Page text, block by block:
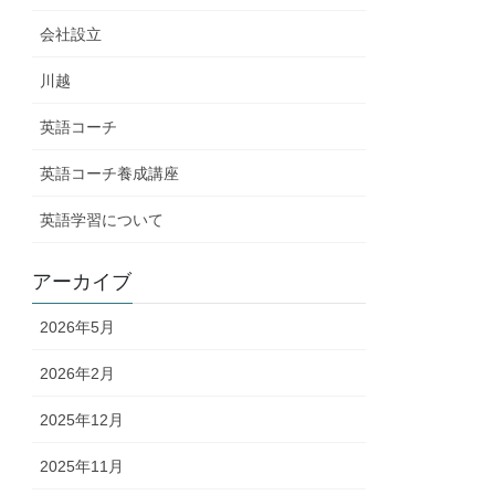
会社設立
川越
英語コーチ
英語コーチ養成講座
英語学習について
アーカイブ
2026年5月
2026年2月
2025年12月
2025年11月